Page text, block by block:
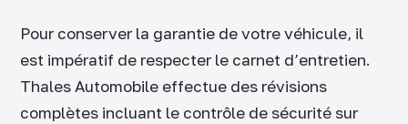
Pour conserver la garantie de votre véhicule, il
est impératif de respecter le carnet d’entretien.
Thales Automobile effectue des révisions
complètes incluant le contrôle de sécurité sur